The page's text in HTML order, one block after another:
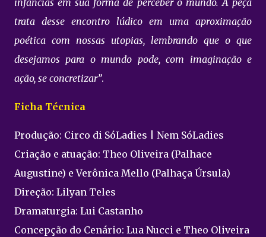
infâncias em sua forma de perceber o mundo. A peça
trata desse encontro lúdico em uma aproximação
poética com nossas utopias, lembrando que o que
desejamos para o mundo pode, com imaginação e
ação, se concretizar”.
Ficha Técnica
Produção: Circo di SóLadies | Nem SóLadies
Criação e atuação: Theo Oliveira (Palhace
Augustine) e Verônica Mello (Palhaça Úrsula)
Direção: Lilyan Teles
Dramaturgia: Lui Castanho
Concepção do Cenário: Lua Nucci e Theo Oliveira